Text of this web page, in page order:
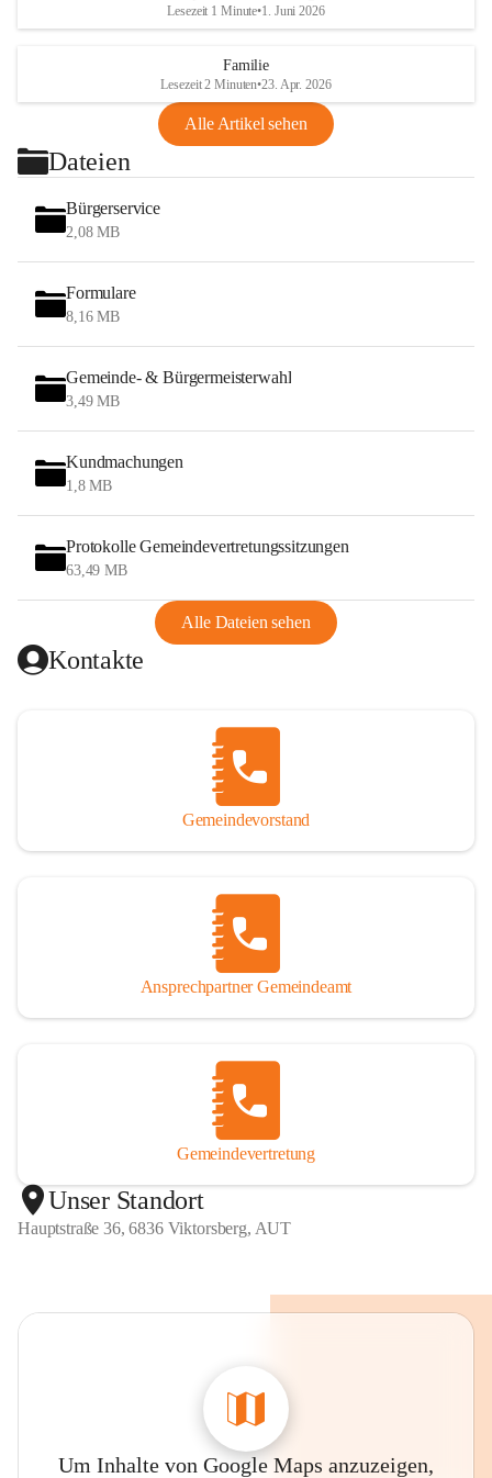
Lesezeit 1 Minute•1. Juni 2026
Familie
Lesezeit 2 Minuten•23. Apr. 2026
Alle Artikel sehen
Dateien
Bürgerservice
2,08 MB
Formulare
8,16 MB
Gemeinde- & Bürgermeisterwahl
3,49 MB
Kundmachungen
1,8 MB
Protokolle Gemeindevertretungssitzungen
63,49 MB
Alle Dateien sehen
Kontakte
Gemeindevorstand
Ansprechpartner Gemeindeamt
Gemeindevertretung
Unser Standort
Hauptstraße 36, 6836 Viktorsberg, AUT
Um Inhalte von Google Maps anzuzeigen,